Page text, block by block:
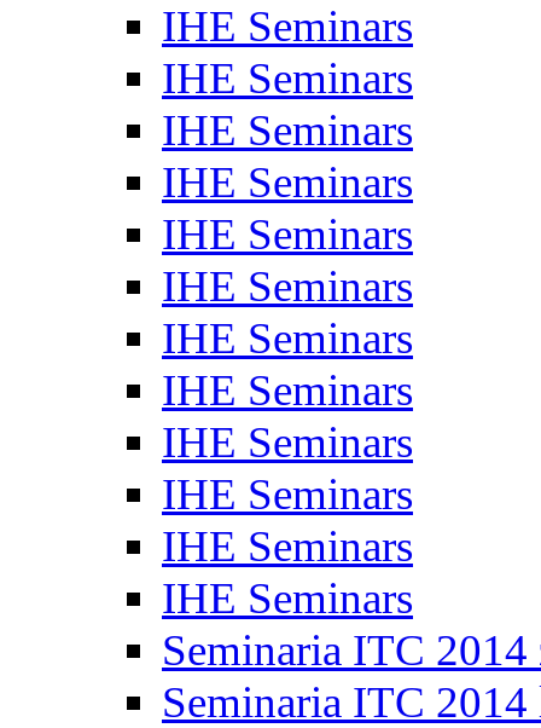
IHE Seminars
IHE Seminars
IHE Seminars
IHE Seminars
IHE Seminars
IHE Seminars
IHE Seminars
IHE Seminars
IHE Seminars
IHE Seminars
IHE Seminars
IHE Seminars
Seminaria ITC 2014
Seminaria ITC 2014